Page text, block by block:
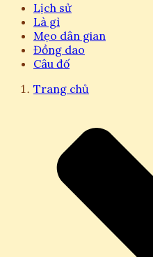
Lịch sử
Là gì
Mẹo dân gian
Đồng dao
Câu đố
Trang chủ